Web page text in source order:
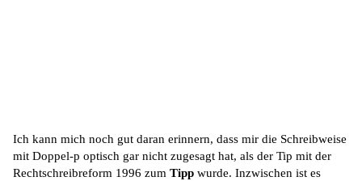
Ich kann mich noch gut daran erinnern, dass mir die Schreibweise
mit Doppel-p optisch gar nicht zugesagt hat, als der Tip mit der
Rechtschreibreform 1996 zumTipp wurde. Inzwischen ist es